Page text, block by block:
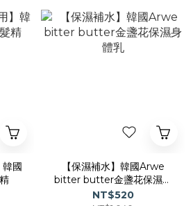
韓國
【保濕補水】韓國Arwe
bitter butter金盞花保濕身
體乳
NT$520